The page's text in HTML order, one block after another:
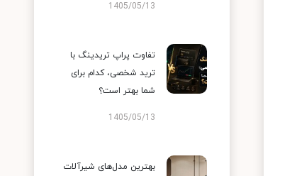
1405/05/13
تفاوت پراپ تریدینگ با
ترید شخصی، کدام برای
شما بهتر است؟
1405/05/13
بهترین مدل‌های شیرآلات